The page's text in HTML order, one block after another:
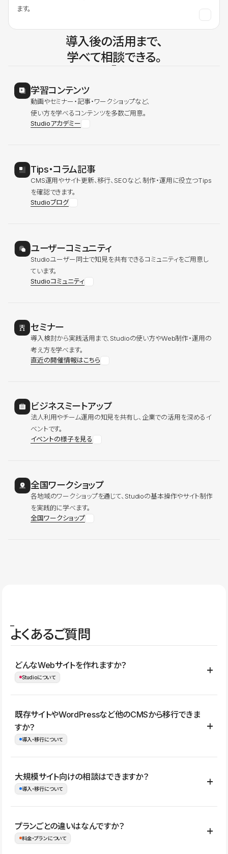
ます。
導入後の活用まで、
学べて相談できる。
学習コンテンツ
動画やセミナー・記事・ワークショップなど、
使い方を学べるコンテンツを多数ご用意。
Studioアカデミー
Tips・コラム記事
CMS運用やサイト更新、移行、SEOなど、制作・運用に役立つTips
を確認できます。
Studioブログ
ユーザーコミュニティ
Studioユーザー同士で知見を共有できるコミュニティをご用意し
ています。
Studioコミュニティ
セミナー
導入検討から実践活用まで、Studioの使い方やWeb制作・運用の
考え方を学べます。
直近の開催情報はこちら
ビジネスミートアップ
法人利用やチーム運用の知見を共有し、企業での活用を深めるイ
ベントです。
イベントの様子を見る
全国ワークショップ
各地域のワークショップを通じて、Studioの基本操作やサイト制作
を実践的に学べます。
全国ワークショップ
よくあるご質問
どんなWebサイトを作れますか？
Studioについて
コーポレートサイト、サービスサイト、LP、採用サイト、ブロ
グ・メディア、イベントサイト、店舗・商品紹介サイト、ポートフ
ォリオなど幅広く制作できます。
既存サイトやWordPressなど他のCMSから移行できま
すか？
導入・移行について
はい。既存サイトの構成やコンテンツ、URLを整理したうえで、
Studio上に再構築する形で移行できます。 WordPressの場合は、
イト全体のデザインや設定がそのまま移行されるわけではないた
め、移行後にページ構成やデザイン、CMS設計、URL・リダイレク
大規模サイト向けの相談はできますか？
導入・移行について
はい。アクセス規模が大きいサイトや、複数部門での運用、権限管
理、セキュリティ確認、既存システムとの連携など、個別の要件が
プランごとの違いはなんですか？
料金・プランについて